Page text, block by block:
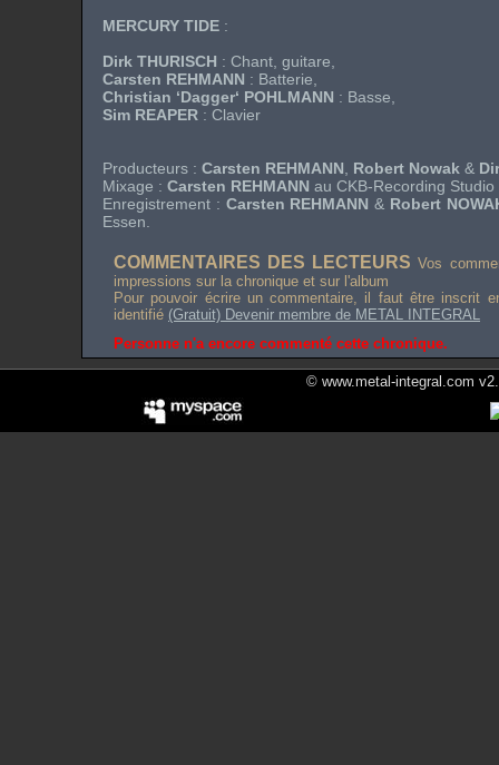
MERCURY TIDE :
Dirk THURISCH : Chant, guitare,
Carsten REHMANN : Batterie,
Christian ‘Dagger‘ POHLMANN : Basse,
Sim REAPER : Clavier
Producteurs : Carsten REHMANN Robert Nowak &
Mixage : Carsten REHMANN au CKB-Recording Studio
Enregistrement : Carsten REHMANN & Robert
Essen
COMMENTAIRES DES LECTEURS Vos
impressions sur la chronique et sur l'album
Pour pouvoir écrire un commentaire, il faut être inscrit
identifié (Gratuit) Devenir membre de METAL INTEGRAL
Personne n'a encore commenté cette chronique.
© www.metal-integral.com